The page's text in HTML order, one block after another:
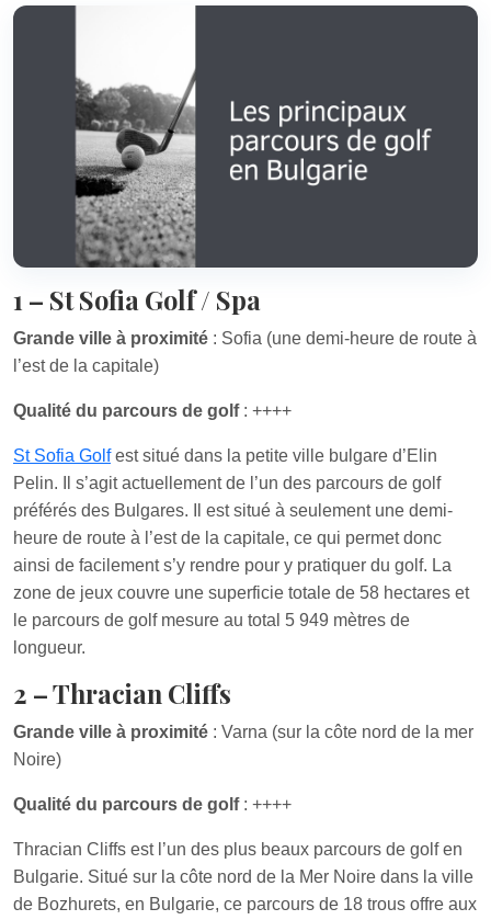
1 – St Sofia Golf / Spa
Grande ville à proximité : Sofia (une demi-heure de route à
l’est de la capitale)
Qualité du parcours de golf: ++++
St Sofia Golfest situé dans la petite ville bulgare d’Elin
Pelin. Il s’agit actuellement de l’un des parcours de golf
préférés des Bulgares. Il est situé à seulement une demi-
heure de route à l’est de la capitale, ce qui permet donc
ainsi de facilement s’y rendre pour y pratiquer du golf. La
zone de jeux couvre une superficie totale de 58 hectares et
le parcours de golf mesure au total 5 949 mètres de
longueur.
2 – Thracian Cliffs
Grande ville à proximité : Varna (sur la côte nord de la mer
Noire)
Qualité du parcours de golf: ++++
Thracian Cliffs est l’un des plus beaux parcours de golf en
Bulgarie. Situé sur la côte nord de la Mer Noire dans la ville
de Bozhurets, en Bulgarie, ce parcours de 18 trous offre aux